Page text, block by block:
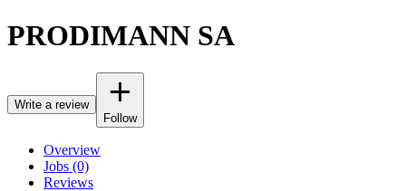
PRODIMANN SA
Write a review
Follow
Overview
Jobs (0)
Reviews